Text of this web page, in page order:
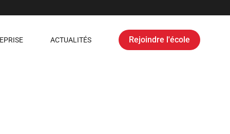
ACTUALITÉS Rejoindre l'école